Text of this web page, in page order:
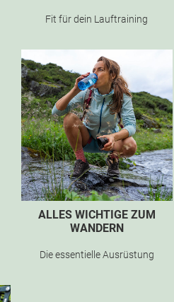
Fit für dein Lauftraining
ALLES WICHTIGE ZUM
WANDERN
Die essentielle Ausrüstung